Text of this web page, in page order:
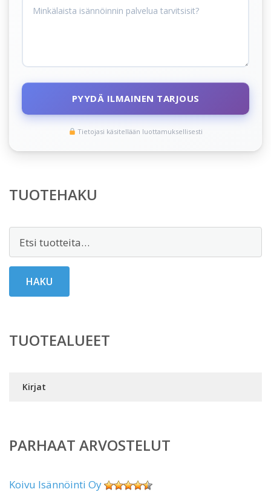
PYYDÄ ILMAINEN TARJOUS
Tietojasi käsitellään luottamuksellisesti
TUOTEHAKU
HAKU
TUOTEALUEET
Kirjat
PARHAAT ARVOSTELUT
Koivu Isännöinti Oy